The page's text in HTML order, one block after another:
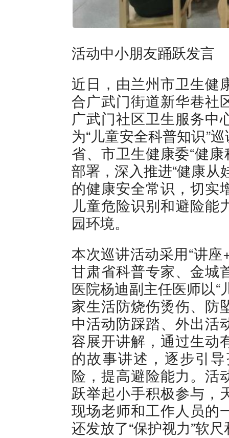
活动中小朋友踊跃发言
近日，由兰州市卫生健
合广武门街道新华巷社
广武门社区卫生服务中
为“儿童安全科普知识”
省、市卫生健康委“健
部署，深入推进“健康从
的健康安全常识，切实
儿童危险识别和避险能
园环境。
本次巡讲活动采用“讲
甘肃省科普专家、金城
医院杨迪副主任医师以“
家生活防烧伤烫伤、防
中活动防踩踏、外出活
容展开讲解，通过生动
的故事讲述，逐步引
险，提高避险能力。活
跃举起小手积极参与，
现场老师和工作人员的
还发放了“保护视力”软